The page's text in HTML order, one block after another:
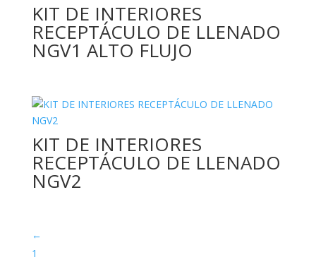
KIT DE INTERIORES
RECEPTÁCULO DE LLENADO
NGV1 ALTO FLUJO
KIT DE INTERIORES
RECEPTÁCULO DE LLENADO
NGV2
←
1